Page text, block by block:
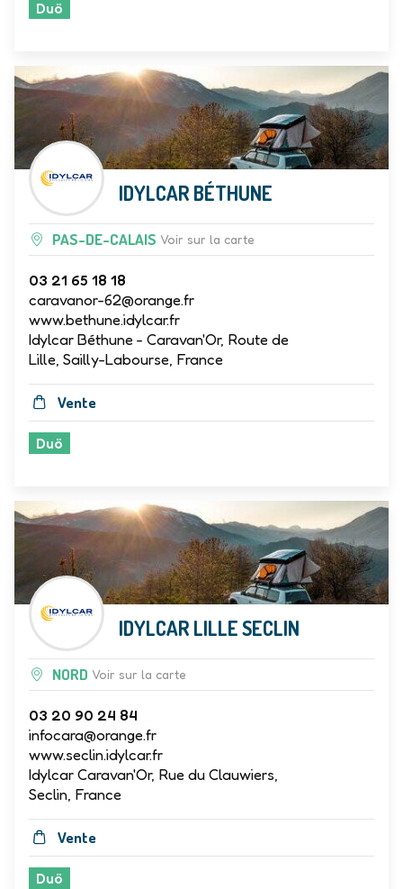
Duö
IDYLCAR BÉTHUNE
PAS-DE-CALAIS Voir sur la carte
03 21 65 18 18
caravanor-62@orange.fr
www.bethune.idylcar.fr
Idylcar Béthune - Caravan'Or, Route de
Lille, Sailly-Labourse, France
Vente
Duö
IDYLCAR LILLE SECLIN
NORD Voir sur la carte
03 20 90 24 84
infocara@orange.fr
www.seclin.idylcar.fr
Idylcar Caravan'Or, Rue du Clauwiers,
Seclin, France
Vente
Duö